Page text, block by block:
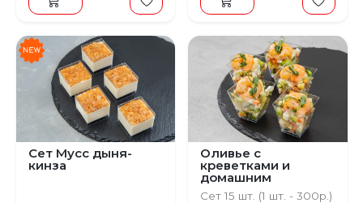
Сет Мусс дыня-
кинза
Оливье с
креветками и
домашним
майонезом
Сет 15 шт. (1 шт. - 300р.)